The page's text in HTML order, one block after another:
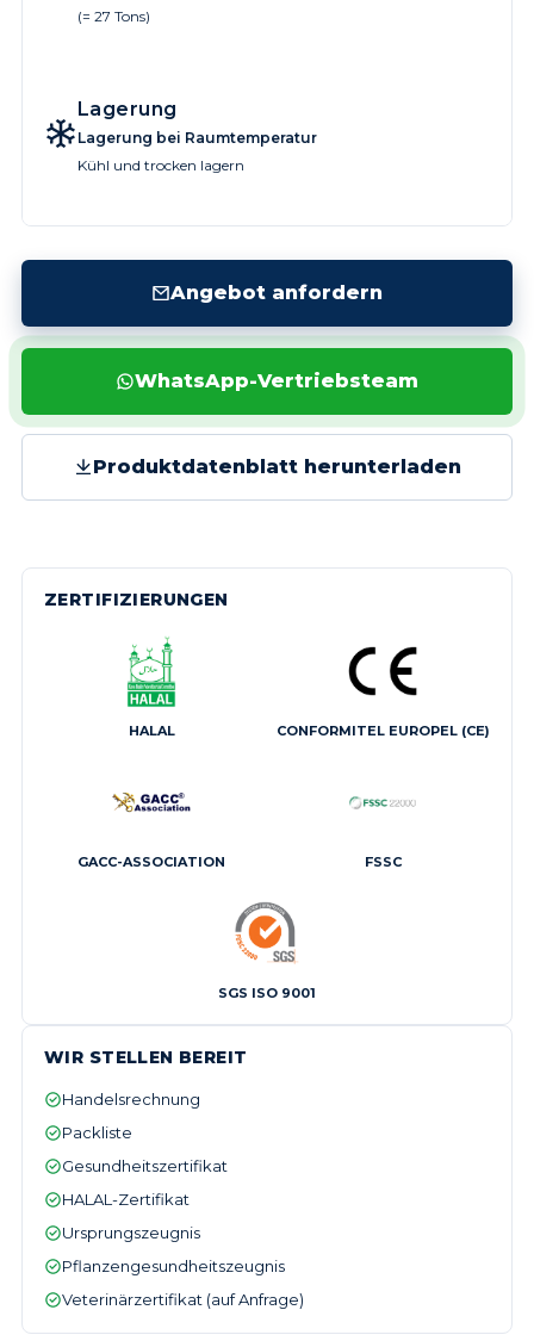
(= 27 Tons)
Lagerung
Lagerung bei Raumtemperatur
Kühl und trocken lagern
Angebot anfordern
WhatsApp-Vertriebsteam
Produktdatenblatt herunterladen
ZERTIFIZIERUNGEN
HALAL CONFORMITEL EUROPEL (CE)
GACC-ASSOCIATION FSSC
SGS ISO 9001
WIR STELLEN BEREIT
Handelsrechnung
Packliste
Gesundheitszertifikat
HALAL-Zertifikat
Ursprungszeugnis
Pflanzengesundheitszeugnis
Veterinärzertifikat (auf Anfrage)